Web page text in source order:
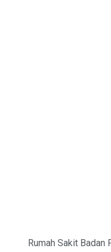
Rumah Sakit Badan